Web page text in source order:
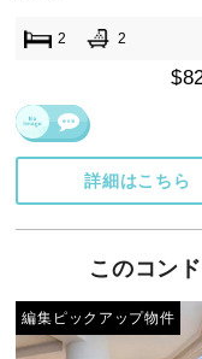
2 2
詳細はこちら
このコン
編集ピックアップ物件